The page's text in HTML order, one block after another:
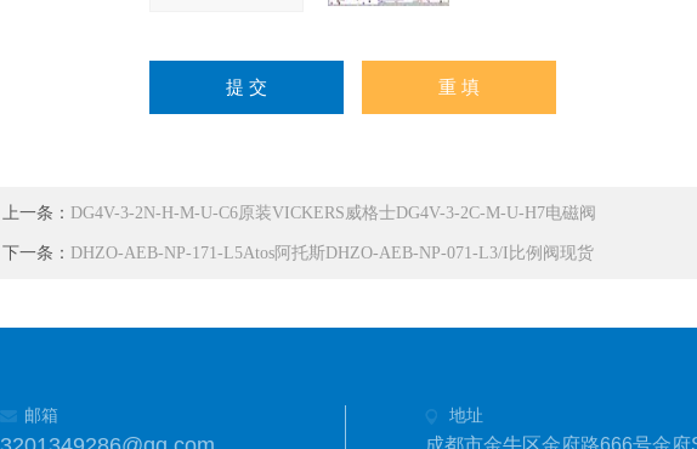
上一条： DG4V-3-2N-H-M-U-C6原装VICKERS威格士DG4V-3-2C-M-U-H7电磁阀
下一条： DHZO-AEB-NP-171-L5Atos阿托斯DHZO-AEB-NP-071-L3/I比例阀现货
邮箱 地址
成都市金牛区金府路666号金府